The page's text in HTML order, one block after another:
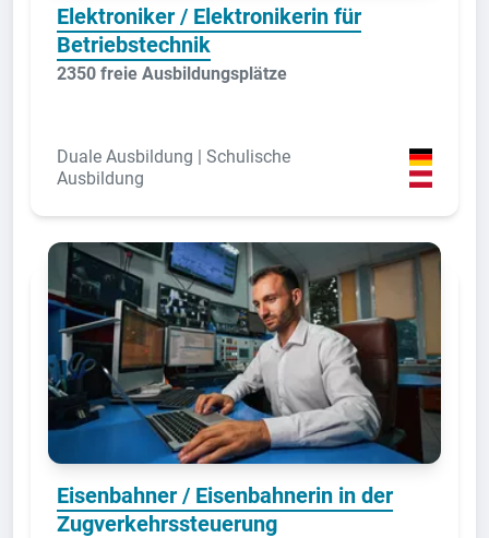
Elektroniker / Elektronikerin für
Betriebstechnik
2350 freie Ausbildungsplätze
Duale Ausbildung | Schulische
Ausbildung
Eisenbahner / Eisenbahnerin in der
Zugverkehrssteuerung